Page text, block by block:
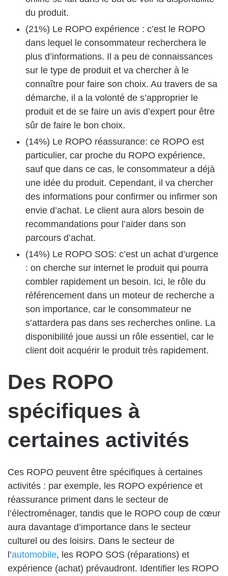
du produit.
(21%) Le ROPO expérience : c’est le ROPO
dans lequel le consommateur recherchera le
plus d’informations. Il a peu de connaissances
sur le type de produit et va chercher à le
connaître pour faire son choix. Au travers de sa
démarche, il a la volonté de s’approprier le
produit et de se faire un avis d’expert pour être
sûr de faire le bon choix.
(14%) Le ROPO réassurance: ce ROPO est
particulier, car proche du ROPO expérience,
sauf que dans ce cas, le consommateur a déjà
une idée du produit. Cependant, il va chercher
des informations pour confirmer ou infirmer son
envie d’achat. Le client aura alors besoin de
recommandations pour l’aider dans son
parcours d’achat.
(14%) Le ROPO SOS: c’est un achat d’urgence
: on cherche sur internet le produit qui pourra
combler rapidement un besoin. Ici, le rôle du
référencement dans un moteur de recherche a
son importance, car le consommateur ne
s’attardera pas dans ses recherches online. La
disponibilité joue aussi un rôle essentiel, car le
client doit acquérir le produit très rapidement.
Des ROPO
spécifiques à
certaines activités
Ces ROPO peuvent être spécifiques à certaines
activités : par exemple, les ROPO expérience et
réassurance priment dans le secteur de
l’électroménager, tandis que le ROPO coup de cœur
aura davantage d’importance dans le secteur
culturel ou des loisirs. Dans le secteur de
l’automobile, les ROPO SOS (réparations) et
expérience (achat) prévaudront. Identifier les ROPO